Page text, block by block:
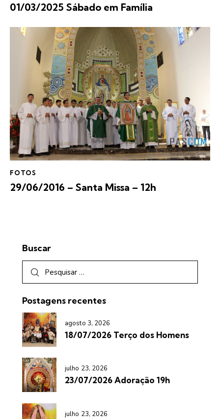
01/03/2025 Sábado em Família
FOTOS
29/06/2016 – Santa Missa – 12h
Buscar
Postagens recentes
agosto 3, 2026
18/07/2026 Terço dos Homens
julho 23, 2026
23/07/2026 Adoração 19h
julho 23, 2026